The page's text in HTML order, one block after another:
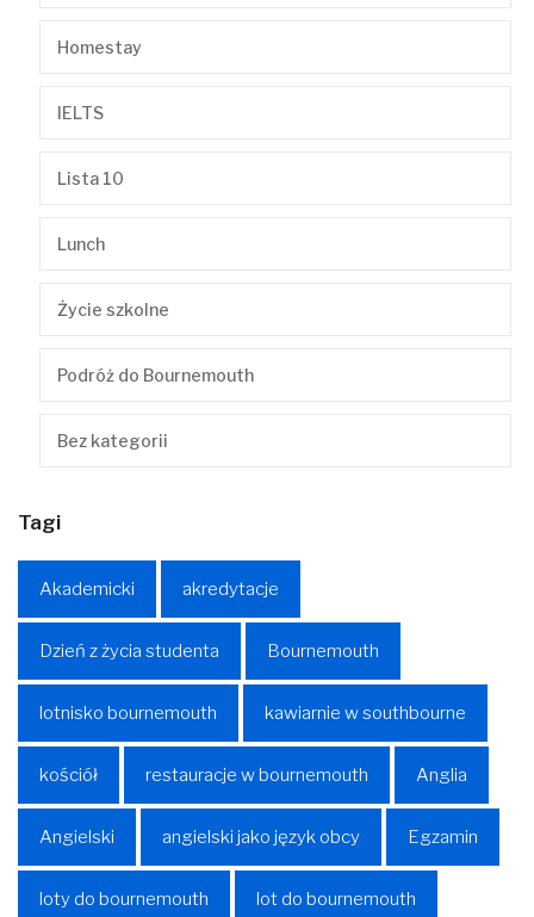
Homestay
IELTS
Lista 10
Lunch
Życie szkolne
Podróż do Bournemouth
Bez kategorii
Tagi
Akademicki akredytacje
Dzień z życia studenta Bournemouth
lotnisko bournemouth kawiarnie w southbourne
kościół restauracje w bournemouth Anglia
Angielski angielski jako język obcy Egzamin
loty do bournemouth lot do bournemouth